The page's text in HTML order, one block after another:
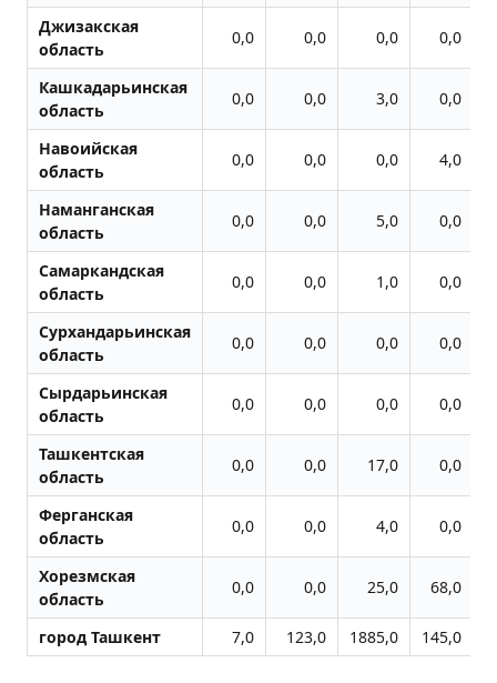
Джизакская
область
0,0 0,0 0,0 0,0
Кашкадарьинская
область
0,0 0,0 3,0 0,0
Навоийская
область
0,0 0,0 0,0 4,0
Наманганская
область
0,0 0,0 5,0 0,0
Самаркандская
область
0,0 0,0 1,0 0,0
Сурхандарьинская
область
0,0 0,0 0,0 0,0
Сырдарьинская
область
0,0 0,0 0,0 0,0
Ташкентская
область
0,0 0,0 17,0 0,0
Ферганская
область
0,0 0,0 4,0 0,0
Хорезмская
область
0,0 0,0 25,0 68,0
город Ташкент 7,0 123,0 1885,0 145,0